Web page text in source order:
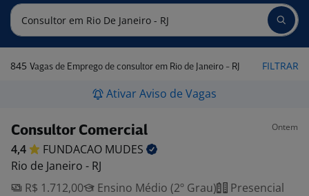
845 Vagas de Emprego de consultor em Rio de Janeiro - RJ FILTRAR
Ativar Aviso de Vagas
Consultor Comercial Ontem
4,4 FUNDACAO MUDES
Rio de Janeiro - RJ
R$ 1.712,00
Ensino Médio (2º Grau) Presencial